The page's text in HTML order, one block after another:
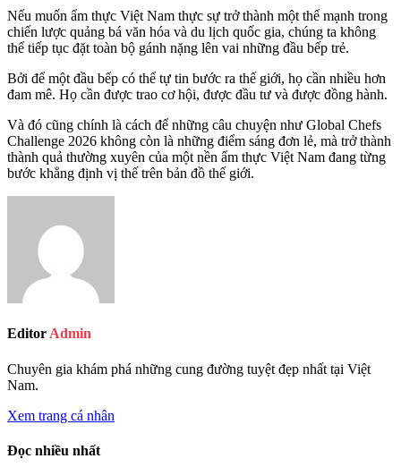
Nếu muốn ẩm thực Việt Nam thực sự trở thành một thế mạnh trong
chiến lược quảng bá văn hóa và du lịch quốc gia, chúng ta không
thể tiếp tục đặt toàn bộ gánh nặng lên vai những đầu bếp trẻ.
Bởi để một đầu bếp có thể tự tin bước ra thế giới, họ cần nhiều hơn
đam mê. Họ cần được trao cơ hội, được đầu tư và được đồng hành.
Và đó cũng chính là cách để những câu chuyện như Global Chefs
Challenge 2026 không còn là những điểm sáng đơn lẻ, mà trở thành
thành quả thường xuyên của một nền ẩm thực Việt Nam đang từng
bước khẳng định vị thế trên bản đồ thế giới.
Editor Admin
Chuyên gia khám phá những cung đường tuyệt đẹp nhất tại Việt
Nam.
Xem trang cá nhân
Đọc nhiều nhất